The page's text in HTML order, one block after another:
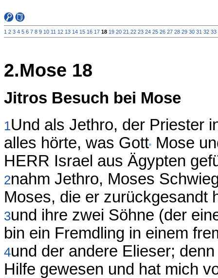
1 2 3 4 5 6 7 8 9 10 11 12 13 14 15 16 17 18 19 20 21 22 23 24 25 26 27 28 29 30 31 32 33
2.Mose 18
Jitros Besuch bei Mose
1Und als Jethro, der Priester
alles hörte, was Gott Mose
HERR Israel aus Ägypten
2nahm Jethro, Moses
Moses, die er zurückgesandt
3und ihre zwei Söhne (der
bin ein Fremdling in einem
4und der andere Elieser;
Hilfe gewesen und hat mich